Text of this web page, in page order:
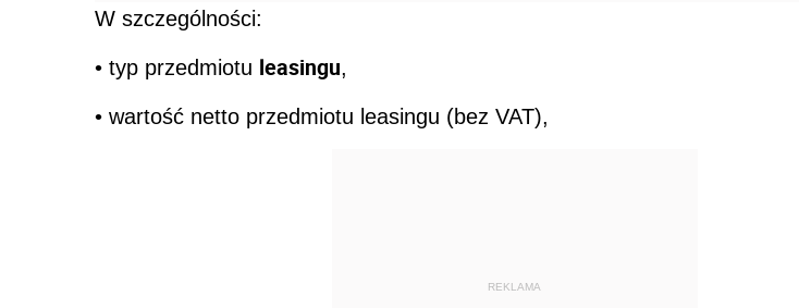
W szczególności:
• typ przedmiotu leasingu,
• wartość netto przedmiotu leasingu (bez VAT),
REKLAMA